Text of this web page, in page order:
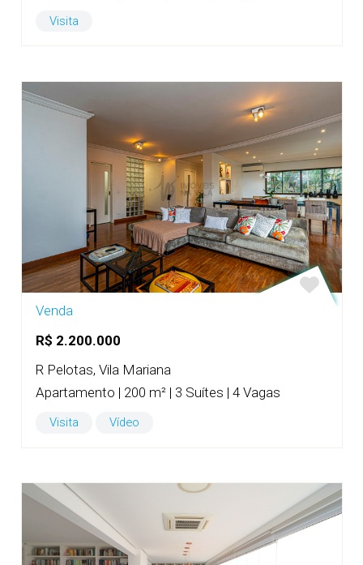
Visita
Venda
R$ 2.200.000
R Pelotas, Vila Mariana
Apartamento | 200 m² | 3 Suítes | 4 Vagas
Visita Vídeo